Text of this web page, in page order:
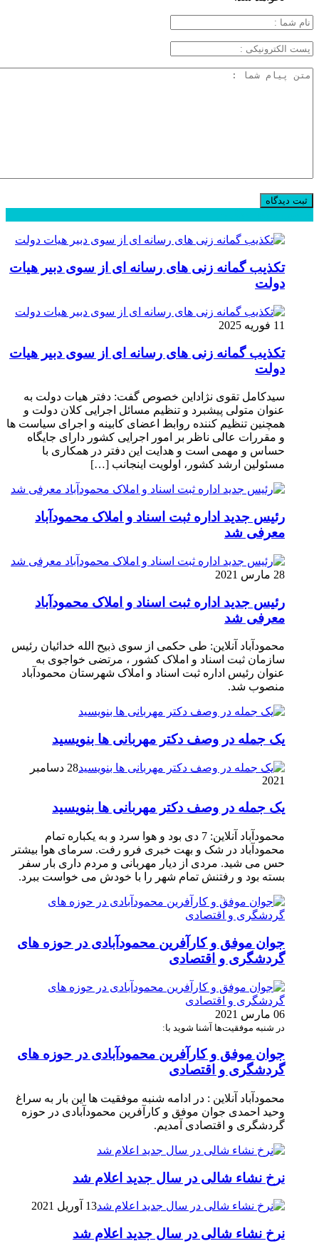
تکذیب گمانه زنی های رسانه ای از سوی دبیر هیات
دولت
11 فوریه 2025
تکذیب گمانه زنی های رسانه ای از سوی دبیر هیات
دولت
سیدکامل تقوی نژاداین خصوص گفت: دفتر هیات دولت به
عنوان متولی پیشبرد و تنظیم مسائل اجرایی کلان دولت و
همچنین تنظیم کننده روابط اعضای کابینه و اجرای سیاست ها
و مقررات عالی ناظر بر امور اجرایی کشور دارای جایگاه
حساس و مهمی است و هدایت این دفتر در همکاری با
مسئولین ارشد کشور، اولویت اینجانب […]
رئیس جدید اداره ثبت اسناد و املاک محمودآباد
معرفی شد
28 مارس 2021
رئیس جدید اداره ثبت اسناد و املاک محمودآباد
معرفی شد
محمودآباد آنلاین: طی حکمی از سوی ذبیح الله خدائیان رئیس
سازمان ثبت اسناد و املاک کشور ، مرتضی خواجوی به
عنوان رئیس اداره ثبت اسناد و املاک شهرستان محمودآباد
منصوب شد.
یک جمله در وصف دکتر مهربانی ها بنویسید
28 دسامبر
2021
یک جمله در وصف دکتر مهربانی ها بنویسید
محمودآباد آنلاین: 7 دی بود و هوا سرد و به یکباره تمام
محمودآباد در شک و بهت خبری فرو رفت. سرمای هوا بیشتر
حس می شید. مردی از دیار مهربانی و مردم داری بار سفر
بسته بود و رفتنش تمام شهر را با خودش می خواست ببرد.
جوان موفق و کارآفرین محمودآبادی در حوزه های
گردشگری و اقتصادی
06 مارس 2021
در شنبه موفقیت‌ها آشنا شوید با:
جوان موفق و کارآفرین محمودآبادی در حوزه های
گردشگری و اقتصادی
محمودآباد آنلاین : در ادامه شنبه موفقیت ها این بار به سراغ
وحید احمدی جوان موفق و کارآفرین محمودآبادی در حوزه
گردشگری و اقتصادی آمدیم.
نرخ نشاء شالی در سال جدید اعلام شد
13 آوریل 2021
نرخ نشاء شالی در سال جدید اعلام شد